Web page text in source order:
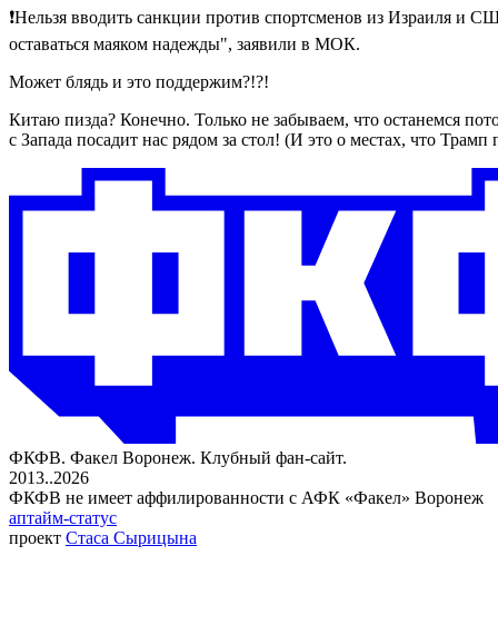
❗️Нельзя вводить санкции против спортсменов из Израиля и
оставаться маяком надежды", заявили в МОК.
Может блядь и это поддержим?!?!
Китаю пизда? Конечно. Только не забываем, что останемся
с Запада посадит нас рядом за стол! (И это о местах, что
ФКФВ. Факел Воронеж. Клубный фан-сайт.
2013..2026
ФКФВ не имеет аффилированности с АФК «Факел» Воронеж
аптайм-статус
проект Стаса Сырицына